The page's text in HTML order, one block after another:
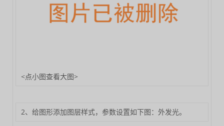
<点小图查看大图>
2、给图形添加图层样式，参数设置如下图：外发光。